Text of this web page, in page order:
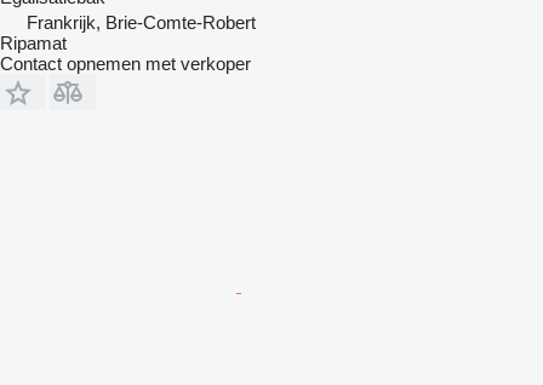
Frankrijk, Brie-Comte-Robert
Ripamat
Contact opnemen met verkoper